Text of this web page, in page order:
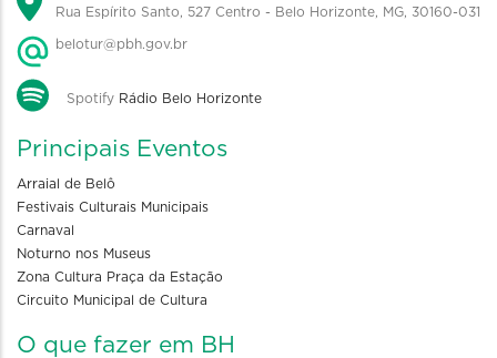
Rua Espírito Santo, 527 Centro - Belo Horizonte, MG, 30160-031
belotur@pbh.gov.br
Spotify Rádio Belo Horizonte
Principais Eventos
Arraial de Belô
Festivais Culturais Municipais
Carnaval
Noturno nos Museus
Zona Cultura Praça da Estação
Circuito Municipal de Cultura
O que fazer em BH